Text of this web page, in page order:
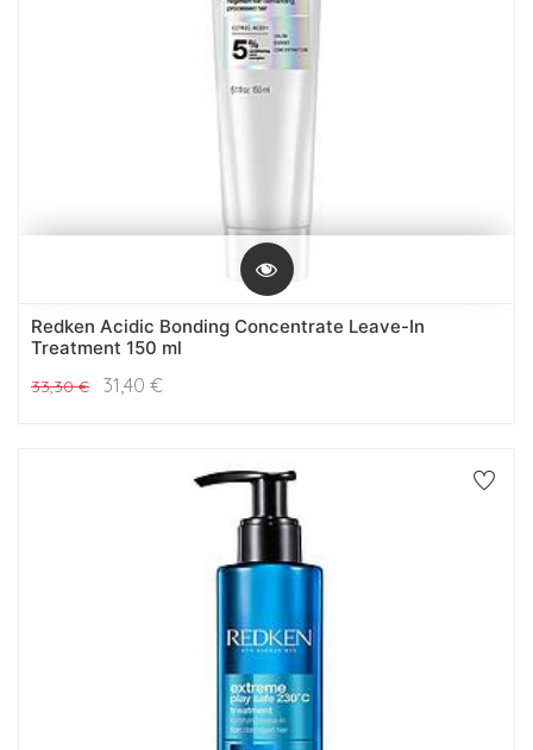
Redken Acidic Bonding Concentrate Leave-In
Treatment 150 ml
33,30€ 31,40 €